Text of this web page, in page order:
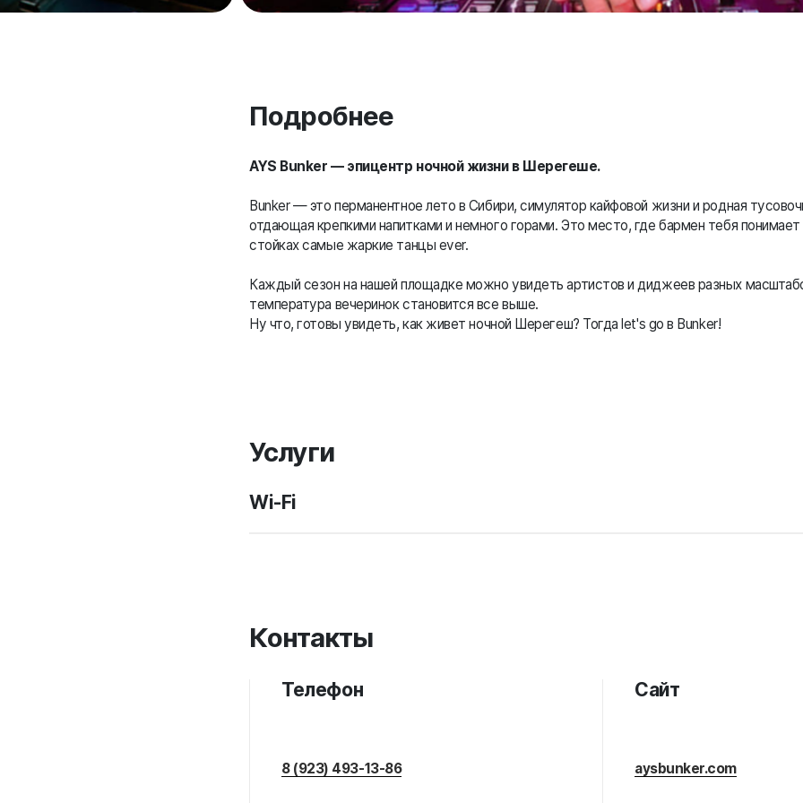
Подробнее
AYS Bunker — эпицентр ночной жизни в Шерегеше.
Bunker — это перманентное лето в Сибири, симулятор кайфовой жизни и родная
отдающая крепкими напитками и немного горами. Это место, где бармен тебя понимает
стойках самые жаркие танцы ever.
Каждый сезон на нашей площадке можно увидеть артистов и диджеев разных
температура вечеринок становится все выше.
Ну что, готовы увидеть, как живет ночной Шерегеш? Тогда let's go в Bunker!
Услуги
Wi-Fi
Контакты
Телефон
8 (923) 493-13-86
Сайт
aysbunker.com